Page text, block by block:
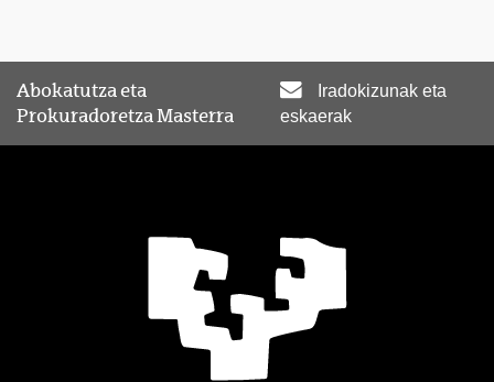
Abokatutza eta
Prokuradoretza Masterra
Iradokizunak eta
eskaerak